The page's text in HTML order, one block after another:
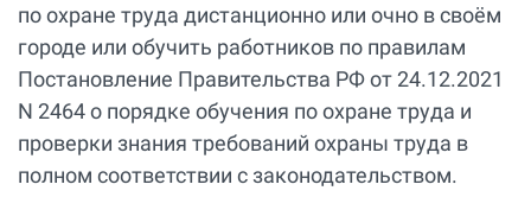
по охране труда дистанционно или очно в своём
городе или обучить работников по правилам
Постановление Правительства РФ от 24.12.2021
N 2464 о порядке обучения по охране труда и
проверки знания требований охраны труда в
полном соответствии с законодательством.